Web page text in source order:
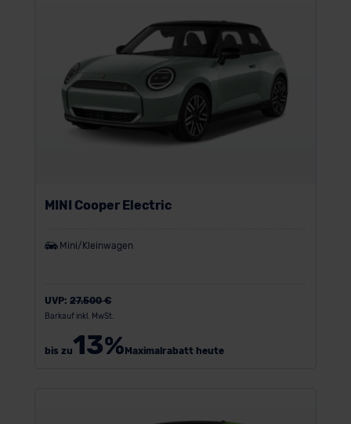
MINI Cooper Electric
Mini/Kleinwagen
UVP: 27.500 €
Barkauf inkl. MwSt.
bis zu13%Maximalrabatt heute